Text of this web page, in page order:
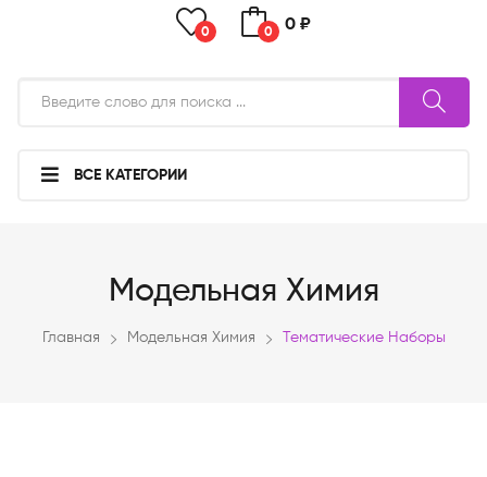
0 0 0 ₽
ВСЕ КАТЕГОРИИ
Модельная Химия
Главная Модельная Химия Тематические Наборы